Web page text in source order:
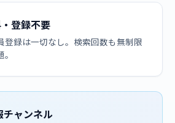
登録不要
登録は一切なし。検索回数も無制限
チャンネル